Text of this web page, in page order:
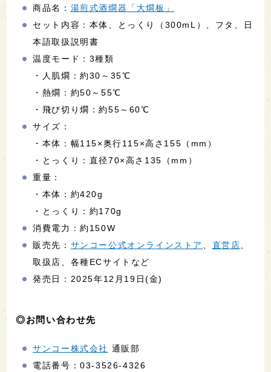
商品名： 湯煎式酒燗器「大燗板」
セット内容：本体、とっくり（300mL）、フタ、日
本語取扱説明書
温度モード：3種類
・人肌燗：約30～35℃
・熱燗：約50～55℃
・飛び切り燗：約55～60℃
サイズ：
・本体：幅115×奥行115×高さ155（mm）
・とっくり：直径70×高さ135（mm）
重量：
・本体：約420g
・とっくり：約170g
消費電力：約150W
販売先： サンコー公式オンラインストア 直営店
取扱店、各種ECサイトなど
発売日：2025年12月19日(金)
◎お問い合わせ先
サンコー株式会社 通販部
電話番号：03-3526-4326